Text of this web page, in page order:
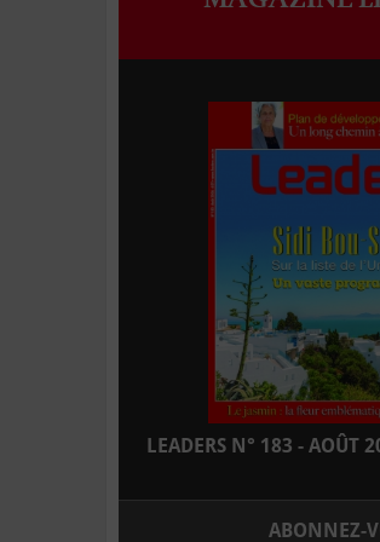
LEADERS N° 183 - AOÛT
ABONNEZ-